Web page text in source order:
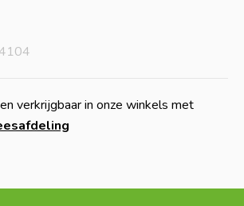
verkrijgbaar in onze winkels met